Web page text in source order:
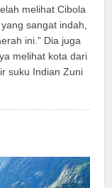
melihat Cibola
sangat indah,
ini.” Dia juga
melihat kota dari
suku Indian Zuni